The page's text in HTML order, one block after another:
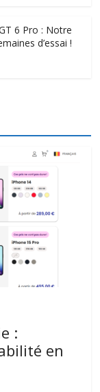
6 Pro : Notre
d’essai !
:
en